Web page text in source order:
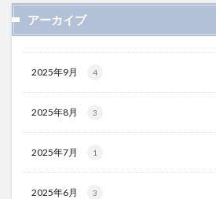
アーカイブ
2025年9月 4
2025年8月 3
2025年7月 1
2025年6月 3